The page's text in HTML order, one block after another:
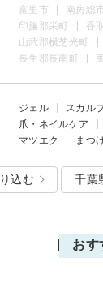
富里市
南房総
印旛郡栄町
香
山武郡横芝光町
長生郡長南町
ジェル スカル
爪・ネイルケア
マツエク
まつ
込む 千葉
おす